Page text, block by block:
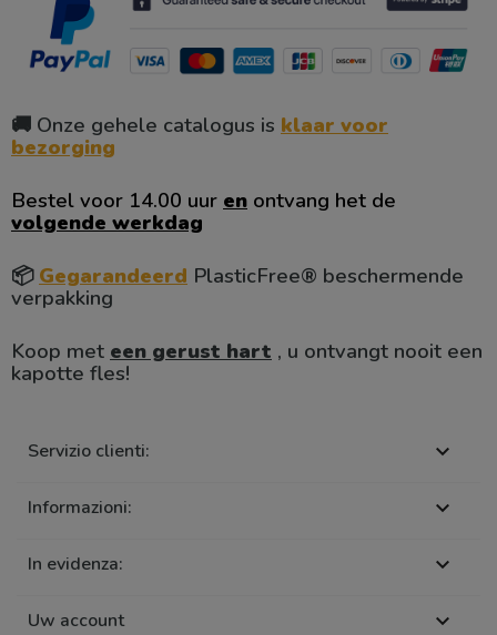
🚚 Onze gehele catalogus is klaar voor
bezorging
Bestel voor 14.00 uur en ontvang het de
volgende werkdag
📦 Gegarandeerd PlasticFree® beschermende
verpakking
Koop met een gerust hart , u ontvangt nooit een
kapotte fles!
Servizio clienti: 
Informazioni: 
In evidenza: 
Uw account 